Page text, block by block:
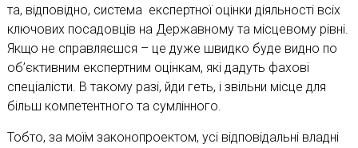
та, відповідно, система експертної оцінки діяльності всіх
ключових посадовців на Державному та місцевому рівні.
Якщо не справляєшся – це дуже швидко буде видно по
об’єктивним експертним оцінкам, які дадуть фахові
спеціалісти. В такому разі, йди геть, і звільни місце для
більш компетентного та сумлінного.
Тобто, за моїм законопроектом, усі відповідальні владні